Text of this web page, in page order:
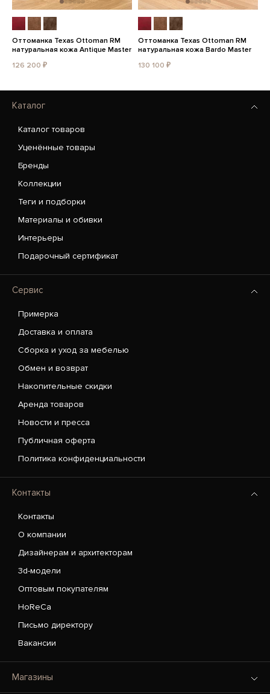
Оттоманка Texas Ottoman RM
натуральная кожа Antique Master
126 200 ₽
Оттоманка Texas Ottoman RM
натуральная кожа Bardo Master
130 100 ₽
Каталог
Каталог товаров
Уценённые товары
Бренды
Коллекции
Теги и подборки
Материалы и обивки
Интерьеры
Подарочный сертификат
Сервис
Примерка
Доставка и оплата
Сборка и уход за мебелью
Обмен и возврат
Накопительные скидки
Аренда товаров
Новости и пресса
Публичная оферта
Политика конфиденциальности
Контакты
Контакты
О компании
Дизайнерам и архитекторам
3d-модели
Оптовым покупателям
HoReCa
Письмо директору
Вакансии
Магазины